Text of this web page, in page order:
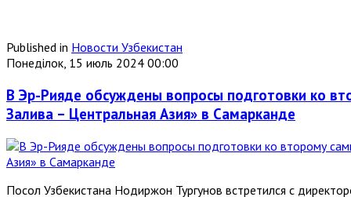
Published in Новости Узбекистан
Понеділок, 15 июль 2024 00:00
В Эр-Рияде обсуждены вопросы подготовки ко
Залива – Центральная Азия» в Самарканде
Посол Узбекистана Нодиржон Тургунов встретился с